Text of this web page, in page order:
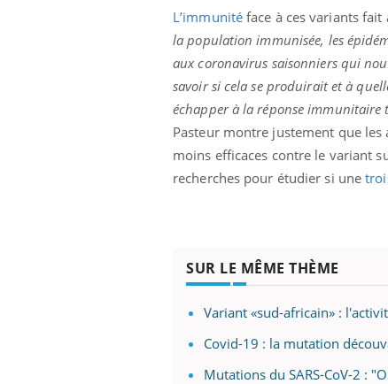
L’immunité face à ces variants
la population immunisée, les
aux coronavirus saisonniers qui
savoir si cela se produirait et à
échapper à la réponse
Pasteur montre justement que
moins efficaces contre le variant
recherches pour étudier si une
SUR LE MÊME THÈME
Variant «sud-africain» :
Covid-19 : la mutation
Mutations du SARS-CoV-2 :